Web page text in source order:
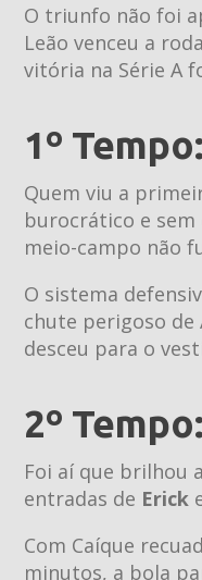
O triunfo não foi
Leão venceu a
vitória na Série A
1º
Quem viu a
burocrático e sem
meio-campo não
O sistema
chute perigoso de
desceu para o
2º
Foi aí que brilhou
entradas de Erick
Com Caíque
minutos, a bola